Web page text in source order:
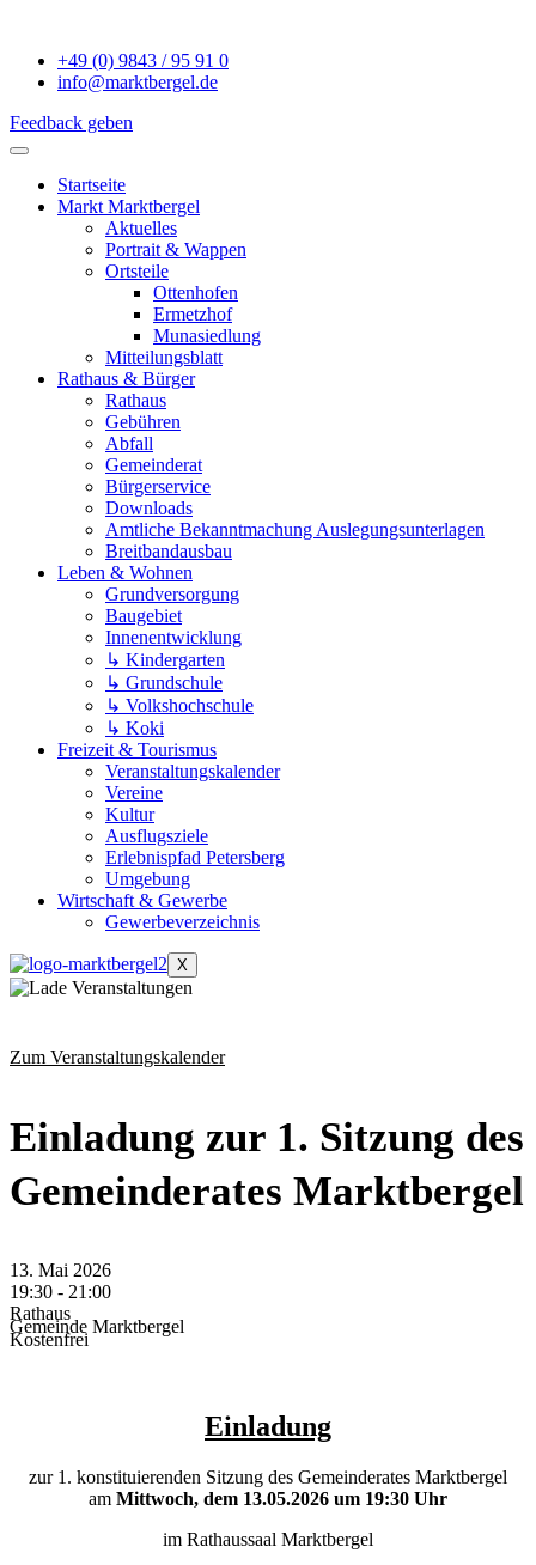
+49 (0) 9843 / 95 91 0
info@marktbergel.de
Feedback geben
Startseite
Markt Marktbergel
Aktuelles
Portrait & Wappen
Ortsteile
Ottenhofen
Ermetzhof
Munasiedlung
Mitteilungsblatt
Rathaus & Bürger
Rathaus
Gebühren
Abfall
Gemeinderat
Bürgerservice
Downloads
Amtliche Bekanntmachung Auslegungsunterlagen
Breitbandausbau
Leben & Wohnen
Grundversorgung
Baugebiet
Innenentwicklung
↳ Kindergarten
↳ Grundschule
↳ Volkshochschule
↳ Koki
Freizeit & Tourismus
Veranstaltungskalender
Vereine
Kultur
Ausflugsziele
Erlebnispfad Petersberg
Umgebung
Wirtschaft & Gewerbe
Gewerbeverzeichnis
X
Zum Veranstaltungskalender
Einladung zur 1. Sitzung des
Gemeinderates Marktbergel
13. Mai 2026
19:30 - 21:00
Rathaus
Gemeinde Marktbergel
Kostenfrei
Einladung
zur 1. konstituierenden Sitzung des Gemeinderates Marktbergel
am Mittwoch, dem 13.05.2026 um 19:30 Uhr
im Rathaussaal Marktbergel